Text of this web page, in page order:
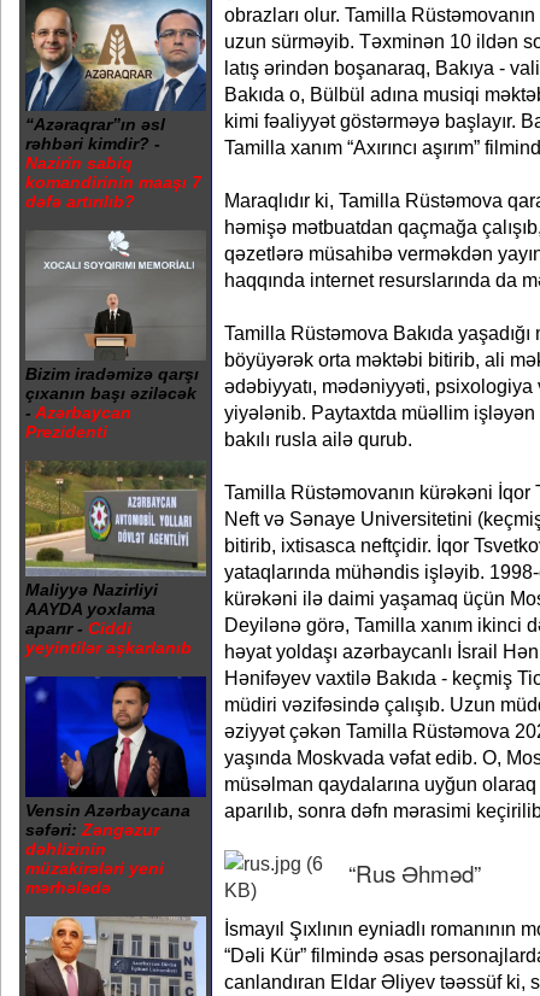
“Azəraqrar”ın əsl
rəhbəri kimdir? -
Nazirin sabiq
komandirinin maaşı 7
dəfə artırılıb?
Bizim iradəmizə qarşı
çıxanın başı əziləcək
- Azərbaycan
Prezidenti
Maliyyə Nazirliyi
AAYDA yoxlama
aparır - Ciddi
yeyintilər aşkarlanıb
Vensin Azərbaycana
səfəri: Zəngəzur
dəhlizinin
müzakirələri yeni
mərhələdə
obrazları olur. Tamilla
uzun sürməyib. Təxminən 10 ildən
latış ərindən boşanaraq, Bakıya -
Bakıda o, Bülbül adına musiqi
kimi fəaliyyət göstərməyə başlayır.
Tamilla xanım “Axırıncı aşırım”
Maraqlıdır ki, Tamilla Rüstəmova
həmişə mətbuatdan qaçmağa
qəzetlərə müsahibə verməkdən
haqqında internet resurslarında da
Tamilla Rüstəmova Bakıda yaşadığı
böyüyərək orta məktəbi bitirib, ali
ədəbiyyatı, mədəniyyəti, psixologiya
yiyələnib. Paytaxtda müəllim işləyən
bakılı rusla ailə qurub.
Tamilla Rüstəmovanın kürəkəni
Neft və Sənaye Universitetini
bitirib, ixtisasca neftçidir. İqor
yataqlarında mühəndis işləyib.
kürəkəni ilə daimi yaşamaq üçün
Deyilənə görə, Tamilla xanım ikinci
həyat yoldaşı azərbaycanlı İsrail
Hənifəyev vaxtilə Bakıda - keçmiş
müdiri vəzifəsində çalışıb. Uzun
əziyyət çəkən Tamilla Rüstəmova
yaşında Moskvada vəfat edib. O,
müsəlman qaydalarına uyğun
aparılıb, sonra dəfn mərasimi
“Rus Əhməd”
İsmayıl Şıxlının eyniadlı romanının
“Dəli Kür” filmində əsas
canlandıran Eldar Əliyev təəssüf ki,